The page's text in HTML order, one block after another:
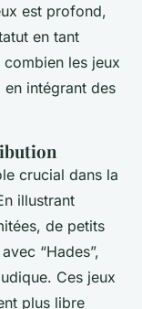
est profond,
en tant
les jeux
intégrant des
crucial dans la
illustrant
de petits
“Hades”,
Ces jeux
plus libre